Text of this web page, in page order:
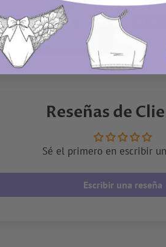
Reseñas de
Sé el primero en escribir
Escribir una reseña